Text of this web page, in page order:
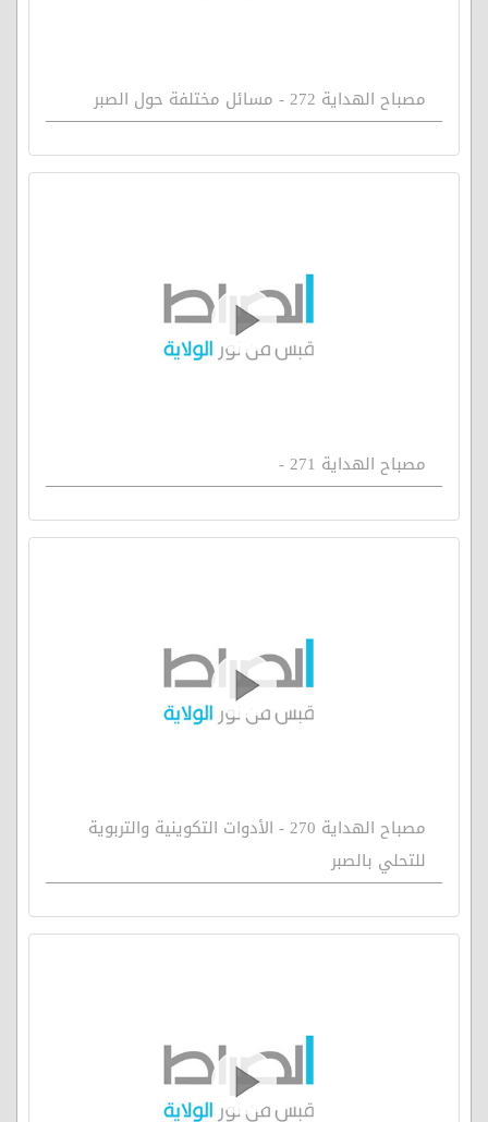
مصباح الهداية 272 - مسائل مختلفة حول الصبر
مصباح الهداية 271 -
مصباح الهداية 270 - الأدوات التكوينية والتربوية
للتحلي بالصبر